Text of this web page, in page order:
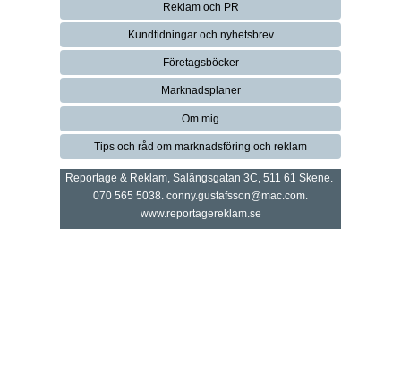
Reklam och PR
Kundtidningar och nyhetsbrev
Företagsböcker
Marknadsplaner
Om mig
Tips och råd om marknadsföring och reklam
Reportage & Reklam, Salängsgatan 3C, 511 61 Skene.
070 565 5038. conny.gustafsson@mac.com.
www.reportagereklam.se